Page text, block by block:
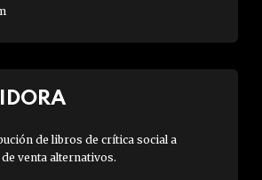
de libros de crítica social a
venta alternativos.